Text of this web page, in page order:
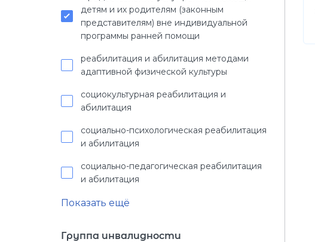
детям и их родителям (законным
представителям) вне индивидуальной
программы ранней помощи
реабилитация и абилитация методами
адаптивной физической культуры
социокультурная реабилитация и
абилитация
социально-психологическая реабилитация
и абилитация
социально-педагогическая реабилитация
и абилитация
Показать ещё
Группа инвалидности